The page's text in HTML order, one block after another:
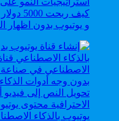
كيف
و يوتيوب بدون اظهار